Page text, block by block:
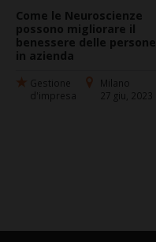
Come le Neuroscienze
possono migliorare il
benessere delle persone
in azienda
Gestione
d'impresa
Milano
27 giu, 2023